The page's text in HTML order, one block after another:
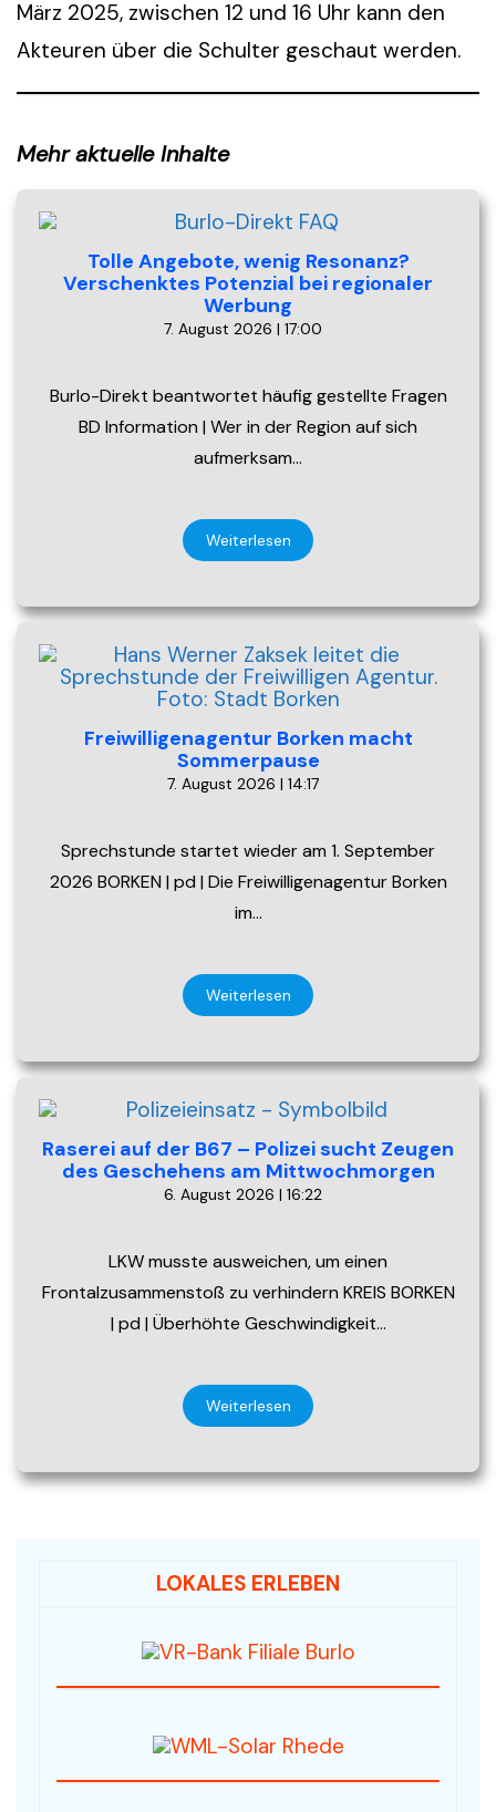
März 2025, zwischen 12 und 16 Uhr kann den
Akteuren über die Schulter geschaut werden.
Mehr aktuelle Inhalte
Tolle Angebote, wenig Resonanz?
Verschenktes Potenzial bei regionaler
Werbung
7. August 2026 | 17:00
Burlo-Direkt beantwortet häufig gestellte Fragen
BD Information | Wer in der Region auf sich
aufmerksam…
Weiterlesen
Freiwilligenagentur Borken macht
Sommerpause
7. August 2026 | 14:17
Sprechstunde startet wieder am 1. September
2026 BORKEN | pd | Die Freiwilligenagentur Borken
im…
Weiterlesen
Raserei auf der B67 – Polizei sucht Zeugen
des Geschehens am Mittwochmorgen
6. August 2026 | 16:22
LKW musste ausweichen, um einen
Frontalzusammenstoß zu verhindern KREIS BORKEN
| pd | Überhöhte Geschwindigkeit…
Weiterlesen
LOKALES ERLEBEN